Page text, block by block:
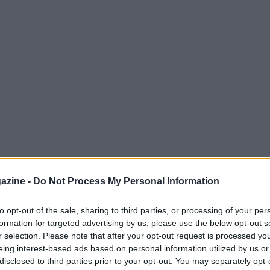
- Do Not Process My Personal Information
opt-out of the sale, sharing to third parties, or processing of your
for targeted advertising by us, please use the below opt-out
selection. Please note that after your opt-out request is processed
interest-based ads based on personal information utilized by us
to third parties prior to your opt-out. You may separately
tra un allenamento utile e uno
distanze gonfiate obattitiincoerenti
e posizionamento, più che dal
di passaggi—adatta a marchi come